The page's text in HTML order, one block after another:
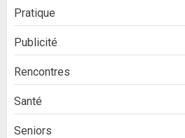
Pratique
Publicité
Rencontres
Santé
Seniors